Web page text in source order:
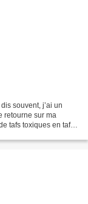
souvent, j’ai un
retourne sur ma
tafs toxiques en tafs